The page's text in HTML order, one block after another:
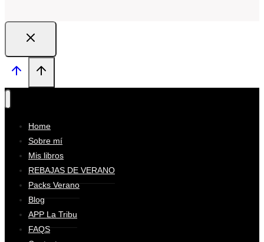
Home
Sobre mí
Mis libros
REBAJAS DE VERANO
Packs Verano
Blog
APP La Tribu
FAQS